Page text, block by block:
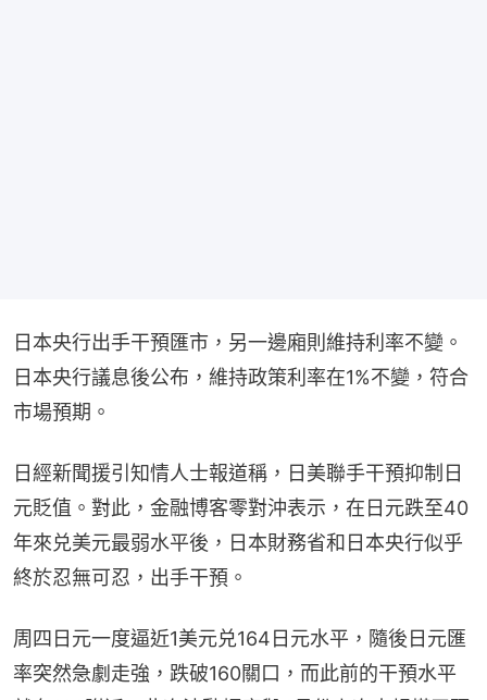
日本央行出手干預匯市，另一邊廂則維持利率不變。
日本央行議息後公布，維持政策利率在1%不變，符合
市場預期。
日經新聞援引知情人士報道稱，日美聯手干預抑制日
元貶值。對此，金融博客零對沖表示，在日元跌至40
年來兑美元最弱水平後，日本財務省和日本央行似乎
終於忍無可忍，出手干預。
周四日元一度逼近1美元兑164日元水平，隨後日元匯
率突然急劇走強，跌破160關口，而此前的干預水平